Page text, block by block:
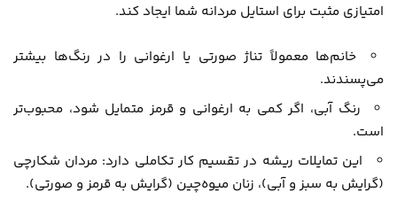
امتیازی مثبت برای استایل مردانه شما ایجاد کند.
خانم‌ها معمولاً تناژ صورتی یا ارغوانی را در رنگ‌ها بیشتر
می‌پسندند.
رنگ آبی، اگر کمی به ارغوانی و قرمز متمایل شود، محبوب‌تر
است.
این تمایلات ریشه در تقسیم کار تکاملی دارد: مردان شکارچی
(گرایش به سبز و آبی)، زنان میوه‌چین (گرایش به قرمز و صورتی).